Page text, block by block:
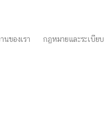
นของเรา กฏหมายและระเบียบ